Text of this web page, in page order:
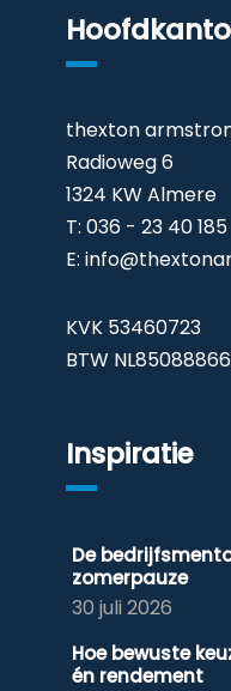
thexton
Radioweg 6
1324 KW Almere
T: 036 - 23 40 185
E:
KVK 53460723
BTW
Inspiratie
De
zomerpauze
30 juli 2026
Hoe bewuste
én rendement